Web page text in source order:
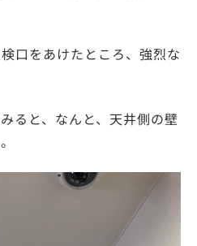
口をあけたところ、強烈な
ると、なんと、天井側の壁